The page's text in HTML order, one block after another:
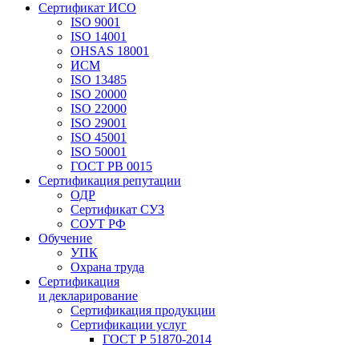
Сертификат ИСО
ISO 9001
ISO 14001
OHSAS 18001
ИСМ
ISO 13485
ISO 20000
ISO 22000
ISO 29001
ISO 45001
ISO 50001
ГОСТ РВ 0015
Сертификация репутации
ОДР
Сертификат СУЗ
СОУТ РФ
Обучение
УПК
Охрана труда
Сертификация
и декларирование
Сертификация продукции
Сертификации услуг
ГОСТ Р 51870-2014